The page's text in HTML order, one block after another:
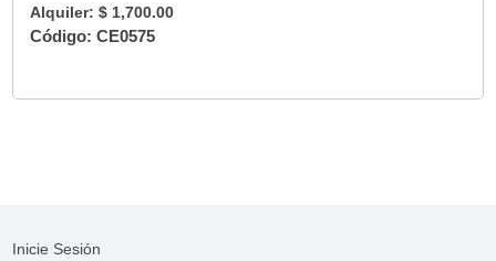
Alquiler: $ 1,700.00
Código: CE0575
Inicie Sesión